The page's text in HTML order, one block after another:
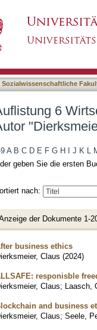
6
A B C D E F G H J K L
geben Sie die ersten
nach:
der Dokumente 1-
business ethics
Claus (2024)
responisble
Claus; Laasch,
and business
Claus; Seele,